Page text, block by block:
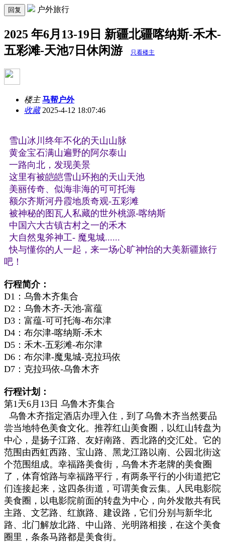
回复 户外旅行
2025 年6月13-19日 新疆北疆喀纳斯-禾木-
五彩滩-天池7日休闲游
只看楼主
楼主 马帮户外
收藏2025-4-12 18:07:46
雪山冰川终年不化的天山山脉
黄金宝石满山遍野的阿尔泰山
一路向北，发现美景
这里有被皑皑雪山环抱的天山天池
美丽传奇、似海非海的可可托海
额尔齐斯河丹霞地质奇观-五彩滩
被神秘的图瓦人私藏的世外桃源-喀纳斯
中国六大古镇古村之一的禾木
大自然鬼斧神工- 魔鬼城......
快与懂你的人一起， 来一场心旷神怡的大美新疆旅行
吧！
行程简介：
D1：乌鲁木齐集合
D2：乌鲁木齐-天池-富蕴
D3：富蕴-可可托海-布尔津
D4：布尔津-喀纳斯-禾木
D5：禾木-五彩滩-布尔津
D6：布尔津-魔鬼城-克拉玛依
D7：克拉玛依-乌鲁木齐
行程计划：
第1天6月13日 乌鲁木齐集合
乌鲁木齐指定酒店办理入住， 到了乌鲁木齐当然要品
尝当地特色美食文化。 推荐红山美食圈，以红山转盘为
中心，是扬子江路、友好南路、西北路的交汇处。它的
范围由西虹西路、宝山路、黑龙江路以南、公园北街这
个范围组成。 幸福路美食街，乌鲁木齐老牌的美食圈
了，体育馆路与幸福路平行，有两条平行的小街道把它
们连接起来，这四条街道，可谓美食云集。
人民电影院
美食圈，以电影院前面的转盘为中心，向外发散共有民
主路、文艺路、红旗路、建设路，它们分别与新华北
路、北门解放北路、中山路、光明路相接，在这个美食
圈里，条条马路都是美食街。